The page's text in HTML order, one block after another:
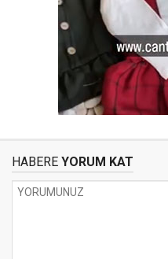
HABERE YORUM KAT